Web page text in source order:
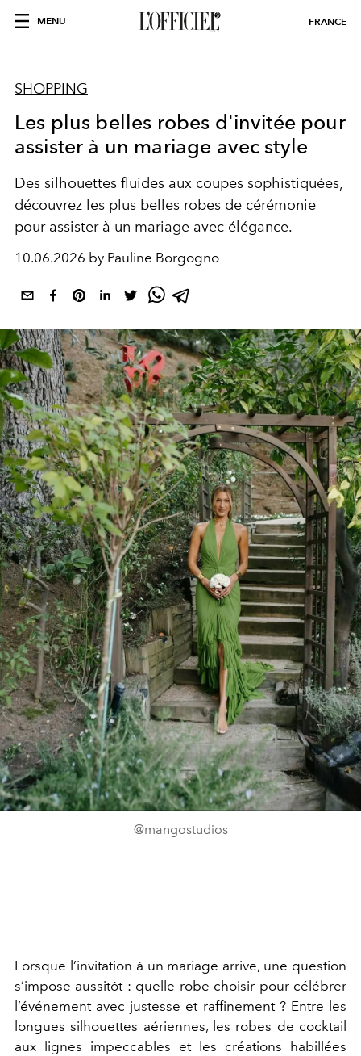
MENU FRANCE
SHOPPING
Les plus belles robes d'invitée pour
assister à un mariage avec style
Des silhouettes fluides aux coupes sophistiquées,
découvrez les plus belles robes de cérémonie
pour assister à un mariage avec élégance.
10.06.2026 by Pauline Borgogno
@mangostudios
Lorsque l’invitation à un mariage arrive, une question
s’impose aussitôt : quelle robe choisir pour célébrer
l’événement avec justesse et raffinement ? Entre les
longues silhouettes aériennes, les robes de cocktail
aux lignes impeccables et les créations habillées